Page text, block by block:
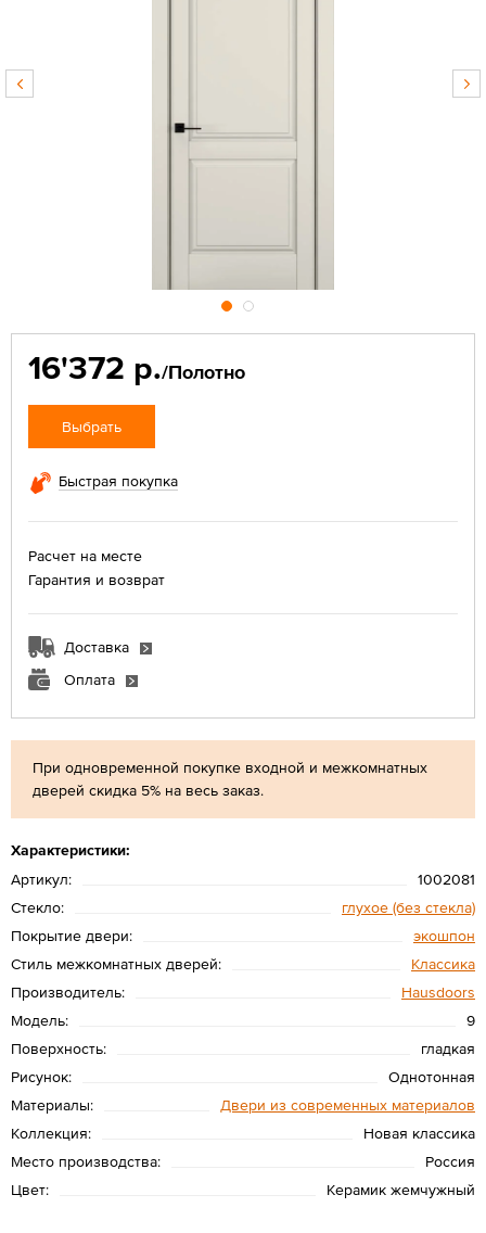
При одновременной покупке входной и межкомнатных
дверей скидка 5% на весь заказ.
Характеристики:
Артикул:
1002081
Стекло:
глухое (без стекла)
Покрытие двери:
экошпон
Стиль межкомнатных дверей:
Классика
Производитель:
Hausdoors
Модель:
9
Поверхность:
гладкая
Рисунок:
Однотонная
Материалы:
Двери из современных материалов
Коллекция:
Новая классика
Место производства:
Россия
Цвет:
Керамик жемчужный
16'372 р./Полотно
Выбрать
Быстрая покупка
Расчет на месте
Гарантия и возврат
Доставка
Оплата